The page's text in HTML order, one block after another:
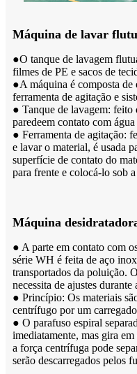
Máquina de lavar
●O tanque de lavagem
filmes de PE e sacos de
●A máquina é composta de
ferramenta de agitação e
● Tanque de lavagem:
paredeem contato com
● Ferramenta de agitação:
e lavar o material, é usada
superfície de contato do
para frente e colocá-lo sob
Máquina
● A parte em contato com
série WH é feita de aço
transportados da poluição.
necessita de ajustes durante
● Princípio: Os materiais
centrífugo por um
● O parafuso espiral
imediatamente, mas gira
a força centrífuga pode
serão descarregados pelos